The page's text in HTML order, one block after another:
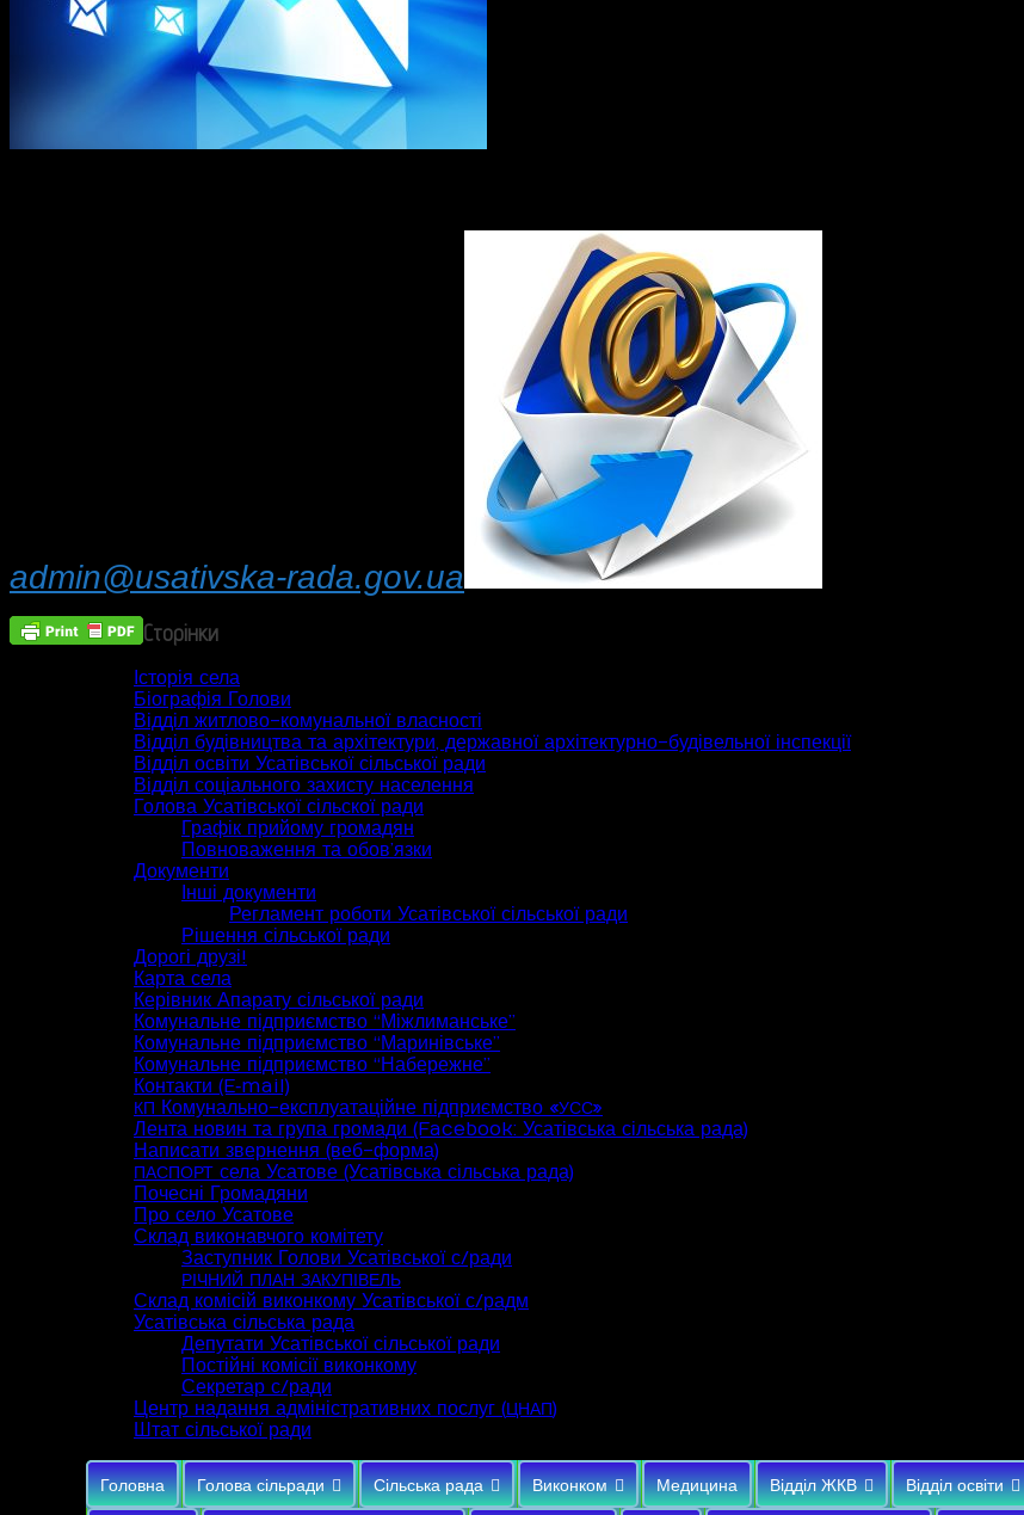
admin@usativska-rada.gov.ua
Сторінки
Історія села
Біографія Голови
Відділ житлово-комунальної власності
Відділ будівництва та архітектури, державної архітектурно-будівельної інспекції
Відділ освіти Усатівської сільської ради
Відділ соціального захисту населення
Голова Усатівської сільскої ради
Графік прийому громадян
Повноваження та обов’язки
Документи
Інші документи
Регламент роботи Усатівської сільської ради
Рішення сільської ради
Дорогі друзі!
Карта села
Керівник Апарату сільської ради
Комунальне підприємство “Міжлиманське”
Комунальне підприємство “Маринівське”
Комунальне підприємство “Набережне”
Контакти (E‑mail)
КП Комунально-експлуатаційне підприємство «УСС»
Лента новин та група громади (Facebook: Усатівська сільська рада)
Написати звернення (веб-форма)
ПАСПОРТ села Усатове (Усатівська сільська рада)
Почесні Громадяни
Про село Усатове
Склад виконавчого комітету
Заступник Голови Усатівської с/ради
РІЧНИЙ ПЛАН ЗАКУПІВЕЛЬ
Склад комісій виконкому Усатівської с/радм
Усатівська сільська рада
Депутати Усатівської сільської ради
Постійні комісії виконкому
Секретар с/ради
Центр надання адміністративних послуг (ЦНАП)
Штат сільської ради
Головна Голова сільради Сільська рада Виконком Медицина Відділ ЖКВ Відділ освіти